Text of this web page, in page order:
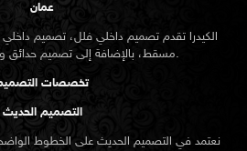
عمان
الكيدرا تقدم تصميم داخلي فلل، تصميم
مسقط، بالإضافة إلى تصميم حدائق ومشاريع خارجية فاخرة.
تخصصات
التصميم الحديث
نعتمد في التصميم الحديث على الخطوط